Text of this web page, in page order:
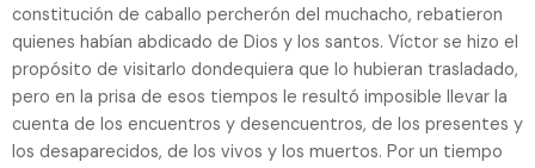
constitución de caballo percherón del muchacho, rebatieron
quienes habían abdicado de Dios y los santos. Víctor se hizo el
propósito de visitarlo dondequiera que lo hubieran trasladado,
pero en la prisa de esos tiempos le resultó imposible llevar la
cuenta de los encuentros y desencuentros, de los presentes y
los desaparecidos, de los vivos y los muertos. Por un tiempo